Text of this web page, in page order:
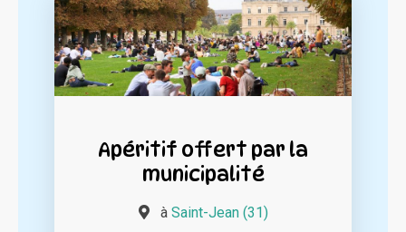
Apéritif offert par la
municipalité
à Saint-Jean (31)